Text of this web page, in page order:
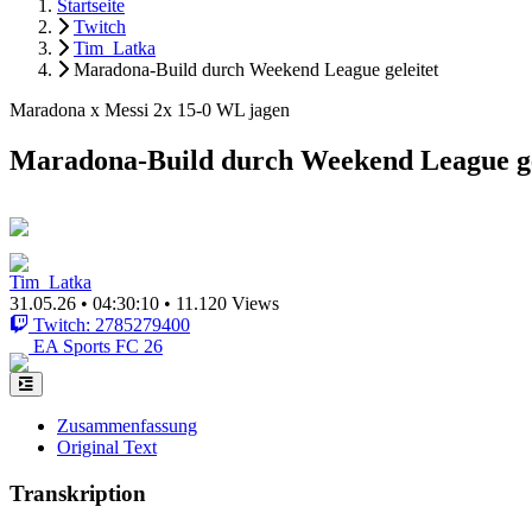
Startseite
Twitch
Tim_Latka
Maradona-Build durch Weekend League geleitet
Maradona x Messi 2x 15-0 WL jagen
Maradona-Build durch Weekend League
Tim_Latka
31.05.26 • 04:30:10 • 11.120 Views
Twitch: 2785279400
EA Sports FC 26
Zusammenfassung
Original Text
Transkription